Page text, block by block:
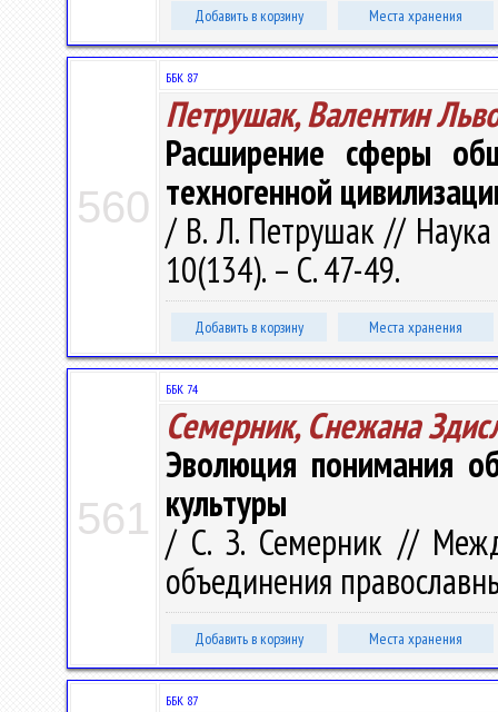
Добавить в корзину Места хранения
560
ББК 87
Петрушак, Валентин
Расширение сферы
техногенной
/ В. Л. Петрушак //
10(134). – С. 47-49.
Добавить в корзину Места хранения
561
ББК 74
Семерник, Снежана
Эволюция понимания
культуры
/ С. З. Семерник //
объединения
Добавить в корзину Места хранения
ББК 87